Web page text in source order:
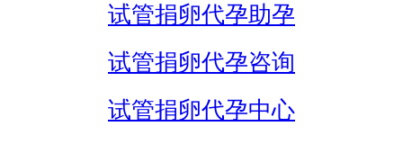
试管捐卵代孕助孕
试管捐卵代孕咨询
试管捐卵代孕中心